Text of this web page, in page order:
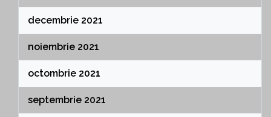
decembrie 2021
noiembrie 2021
octombrie 2021
septembrie 2021